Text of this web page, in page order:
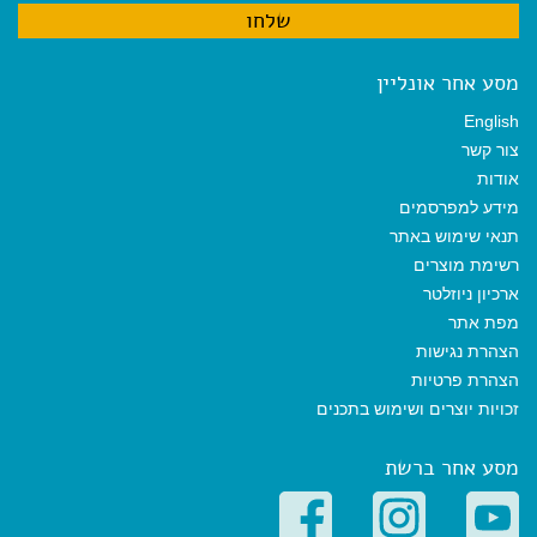
מסע אחר אונליין
English
צור קשר
אודות
מידע למפרסמים
תנאי שימוש באתר
רשימת מוצרים
ארכיון ניוזלטר
מפת אתר
הצהרת נגישות
הצהרת פרטיות
זכויות יוצרים ושימוש בתכנים
מסע אחר ברשת